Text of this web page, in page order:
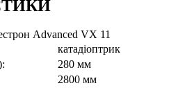
Advanced VX 11
катадіоптрик
280 мм
2800 мм